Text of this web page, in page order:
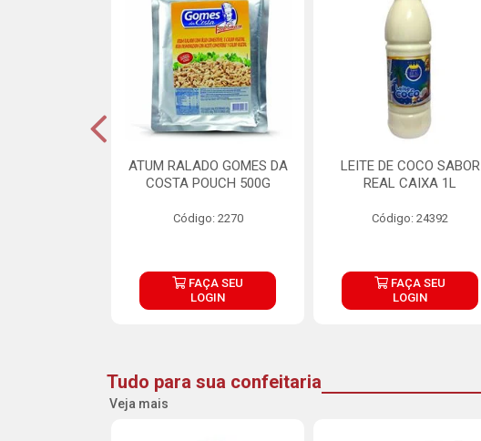
ATUM RALADO GOMES DA
COSTA POUCH 500G
Código: 2270
FAÇA SEU
LOGIN
LEITE DE COCO SABOR
REAL CAIXA 1L
Código: 24392
FAÇA SEU
LOGIN
Tudo para sua confeitaria
Veja mais